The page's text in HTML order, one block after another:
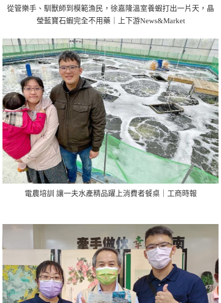
從管樂手、馴獸師到模範漁民，徐嘉隆溫室養蝦打出一片天，晶
瑩藍寶石蝦完全不用藥｜上下游News&Market
電農培訓 讓一夫水產精品躍上消費者餐桌｜工商時報